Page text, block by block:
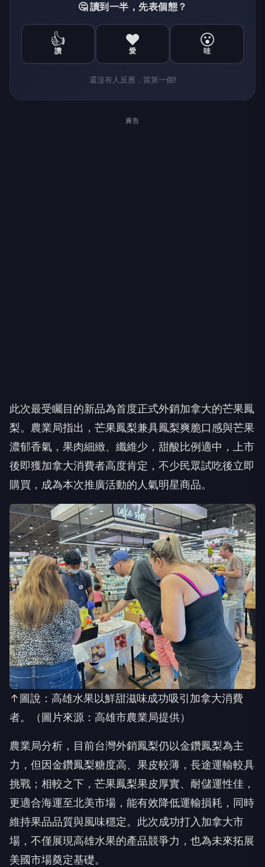
🤔 讀到一半，先表個態？
👍
讚
❤️
愛
😮
哇
還沒有人反應，當第一個!
廣告
此次最受矚目的新品為首度正式外銷加拿大的芒果鳳
梨。農業局指出，芒果鳳梨兼具鳳梨爽脆口感與芒果
濃郁香氣，果肉細緻、纖維少，甜酸比例適中，上市
後即獲加拿大消費者高度肯定，不少民眾試吃後立即
購買，成為本次推廣活動的人氣明星商品。
↑圖說：高雄水果以鮮甜滋味成功吸引加拿大消費
者。（圖片來源：高雄市農業局提供）
農業局分析，目前台灣外銷鳳梨仍以金鑽鳳梨為主
力，但因金鑽鳳梨糖度高、果皮較薄，長途運輸較具
挑戰；相較之下，芒果鳳梨果皮厚實、耐儲運性佳，
更適合海運至北美市場，能有效降低運輸損耗，同時
維持果品品質與風味穩定。此次成功打入加拿大市
場，不僅展現高雄水果的產品競爭力，也為未來拓展
美國市場奠定基礎。